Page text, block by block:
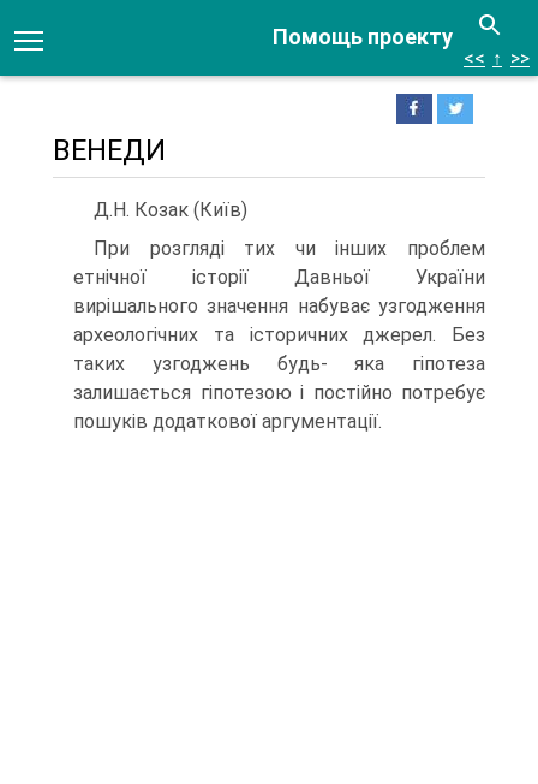
Помощь проекту
<< ↑ >>
ВЕНЕДИ
Д.Н. Козак (Київ)
При розгляді тих чи інших проблем
етнічної історії Давньої України
вирішального значення набуває узгодження
археологічних та історичних джерел. Без
таких узгоджень будь- яка гіпотеза
залишається гіпотезою і постійно потребує
пошуків додаткової аргументації.